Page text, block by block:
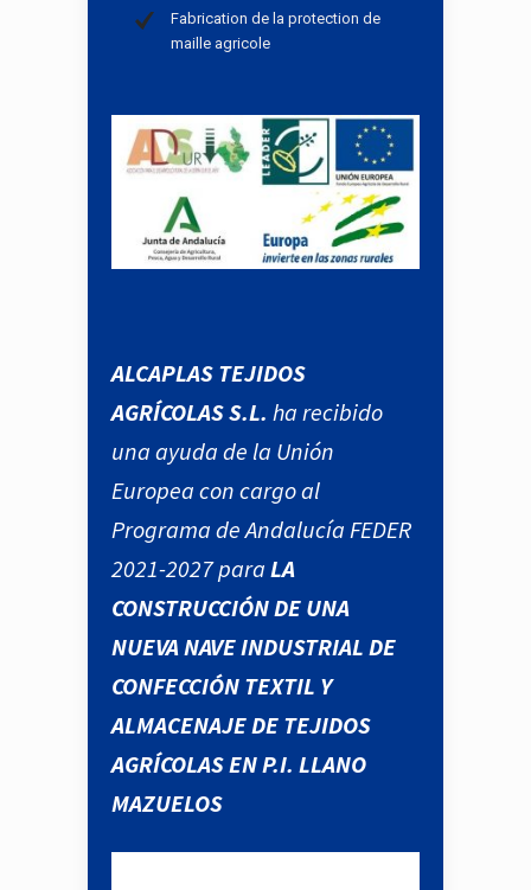
Fabrication de la protection de
maille agricole
ALCAPLAS TEJIDOS
AGRÍCOLAS S.L. ha recibido
una ayuda de la Unión
Europea con cargo al
Programa de Andalucía FEDER
2021-2027 para LA
CONSTRUCCIÓN DE UNA
NUEVA NAVE INDUSTRIAL DE
CONFECCIÓN TEXTIL Y
ALMACENAJE DE TEJIDOS
AGRÍCOLAS EN P.I. LLANO
MAZUELOS